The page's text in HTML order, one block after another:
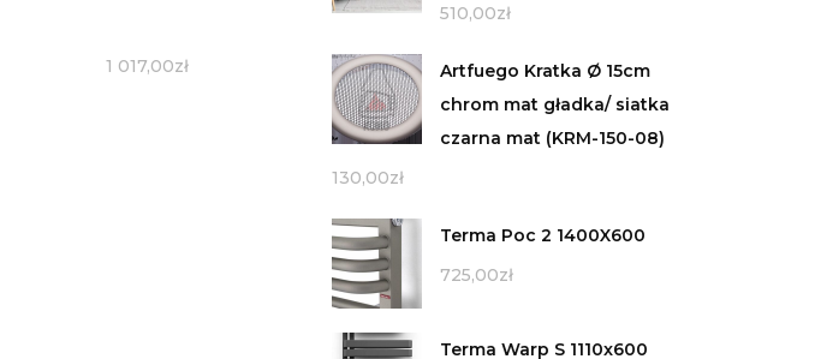
1 017,00zł
510,00zł
Artfuego Kratka Ø 15cm
chrom mat gładka/ siatka
czarna mat (KRM-150-08)
130,00zł
Terma Poc 2 1400X600
725,00zł
Terma Warp S 1110x600